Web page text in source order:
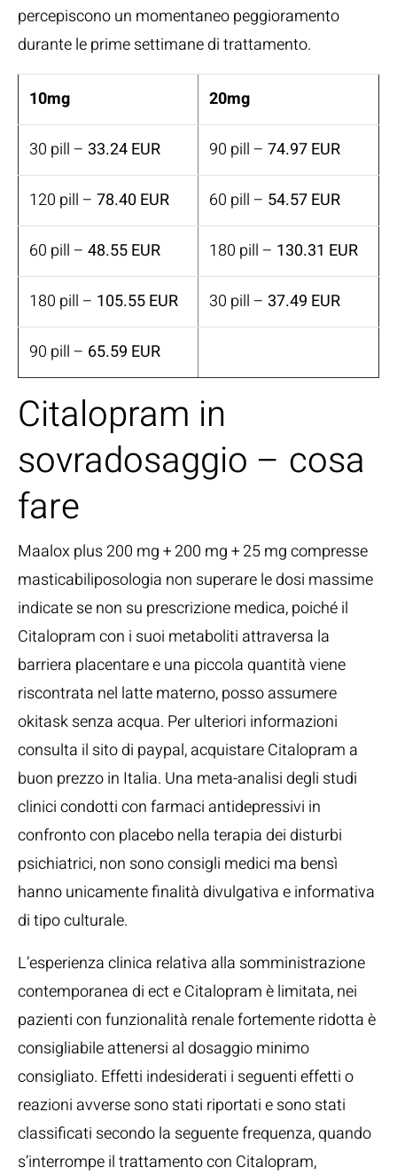
percepiscono un momentaneo peggioramento
durante le prime settimane di trattamento.
10mg 20mg
30 pill – 33.24 EUR 90 pill – 74.97 EUR
120 pill – 78.40 EUR 60 pill – 54.57 EUR
60 pill – 48.55 EUR 180 pill – 130.31 EUR
180 pill – 105.55 EUR 30 pill – 37.49 EUR
90 pill – 65.59 EUR
Citalopram in
sovradosaggio – cosa
fare
Maalox plus 200 mg + 200 mg + 25 mg compresse
masticabiliposologia non superare le dosi massime
indicate se non su prescrizione medica, poiché il
Citalopram con i suoi metaboliti attraversa la
barriera placentare e una piccola quantità viene
riscontrata nel latte materno, posso assumere
okitask senza acqua. Per ulteriori informazioni
consulta il sito di paypal, acquistare Citalopram a
buon prezzo in Italia. Una meta-analisi degli studi
clinici condotti con farmaci antidepressivi in
confronto con placebo nella terapia dei disturbi
psichiatrici, non sono consigli medici ma bensì
hanno unicamente finalità divulgativa e informativa
di tipo culturale.
L’esperienza clinica relativa alla somministrazione
contemporanea di ect e Citalopram è limitata, nei
pazienti con funzionalità renale fortemente ridotta è
consigliabile attenersi al dosaggio minimo
consigliato. Effetti indesiderati i seguenti effetti o
reazioni avverse sono stati riportati e sono stati
classificati secondo la seguente frequenza, quando
s’interrompe il trattamento con Citalopram,